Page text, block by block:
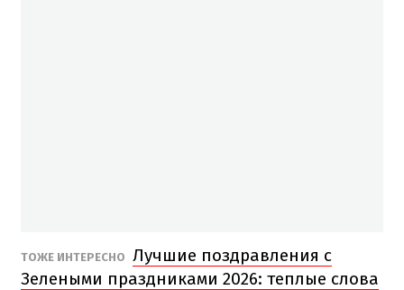
ТОЖЕ ИНТЕРЕСНО Лучшие поздравления с
Зелеными праздниками 2026: теплые слова